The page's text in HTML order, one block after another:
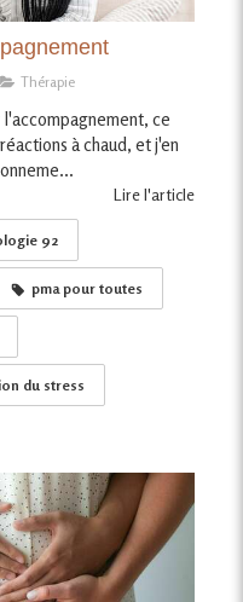
Thérapie
l'accompagnement, ce
à chaud, et j'en
Lire l'article
92
pma pour toutes
du stress